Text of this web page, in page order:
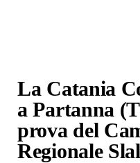
La Catania
a Partanna
prova del
Regionale